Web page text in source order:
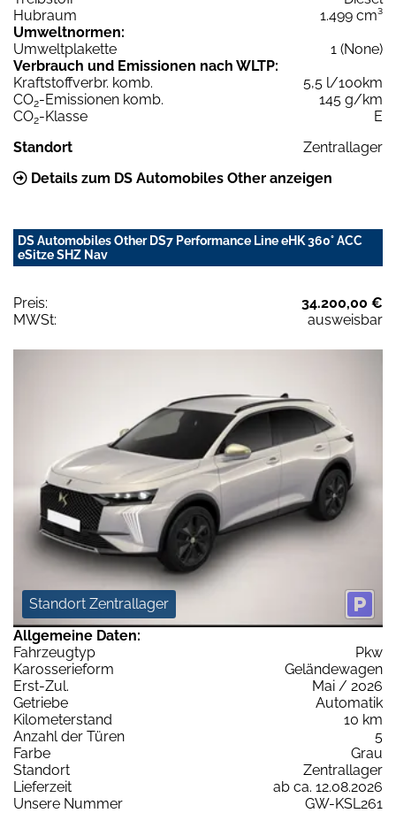
Hubraum
1.499 cm³
Umweltnormen:
Umweltplakette
1 (None)
Verbrauch und Emissionen nach WLTP:
Kraftstoffverbr. komb.
5,5 l/100km
CO2-Emissionen komb.
145 g/km
CO2-Klasse
E
Standort
Zentrallager
Details zum DS Automobiles Other anzeigen
DS Automobiles Other DS7 Performance Line eHK 360° ACC
eSitze SHZ Nav
Preis:
34.200,00 €
MWSt:
ausweisbar
Standort Zentrallager
Allgemeine Daten:
Fahrzeugtyp
Pkw
Karosserieform
Geländewagen
Erst-Zul.
Mai / 2026
Getriebe
Automatik
Kilometerstand
10 km
Anzahl der Türen
5
Farbe
Grau
Standort
Zentrallager
Lieferzeit
ab ca. 12.08.2026
Unsere Nummer
GW-KSL261